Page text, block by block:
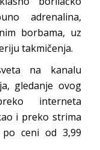
adrenalina,
borbama, uz
takmičenja.
na kanalu
gledanje ovog
interneta
i preko strima
po ceni od 3,99